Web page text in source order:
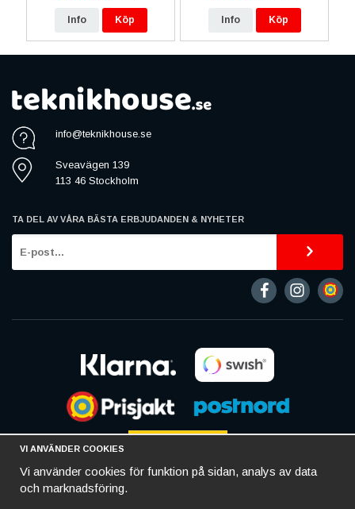
Info Köp Info Köp
info@teknikhouse.se
Sveavägen 139
113 46 Stockholm
TA DEL AV VÅRA BÄSTA ERBJUDANDEN & NYHETER
VI ANVÄNDER COOKIES
Vi använder cookies för funktion på sidan, analys av data
och marknadsföring.